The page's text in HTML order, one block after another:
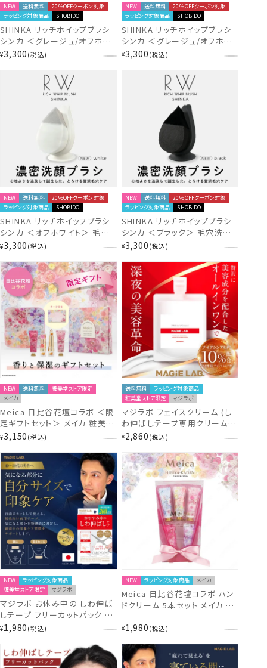
NEW 送料無料
20％OFFクーポン対象
ラッピング対象商品
SHOBIDO
SHINKA リッチホイップブラシ
シンカ ＜グレージュ/オフホワ
イト/ブラック＞ 毛穴洗浄 とろ
堂 SHOBIDO
¥3,300 税込
NEW 送料無料
20％OFFクーポン対象
ラッピング対象商品
SHOBIDO
SHINKA リッチホイップブラシ
シンカ ＜グレージュ/オフホワ
イト/ブラック＞ 毛穴洗浄 とろ
堂 SHOBIDO
¥3,300 税込
NEW 送料無料
20％OFFクーポン対象
ラッピング対象商品
SHOBIDO
SHINKA リッチホイップブラシ
シンカ ＜オフホワイト＞ 毛穴
洗浄 とろける濃密な泡×超極
¥3,300 税込
NEW 送料無料
20％OFFクーポン対象
ラッピング対象商品
SHOBIDO
SHINKA リッチホイップブラシ
シンカ ＜ブラック＞ 毛穴洗浄
とろける濃密な泡×超極細毛
¥3,300 税込
NEW 送料無料
粧美堂ストア限定
メイカ
Meica 日比谷花壇コラボ ＜限
定ギフトセット＞ メイカ 粧美堂
shobido
¥3,150 税込
送料無料
ラッピング対象商品
粧美堂ストア限定
マジラボ
マジラボ フェイスクリーム (し
わ伸ばしテープ専用クリーム)
120g ナイアシンアミド10%
¥2,860 税込
NEW
ラッピング対象商品
粧美堂ストア限定
マジラボ
マジラボ お休み中の しわ伸ば
しテープ フリーカットパック ＜
10シート入＞ 日本製医療用テ
MG13398 shobido 粧美堂
¥1,980 税込
NEW ラッピング対象商品 メイカ
Meica 日比谷花壇コラボ ハン
ドクリーム 5本セット メイカ 粧
¥1,980 税込